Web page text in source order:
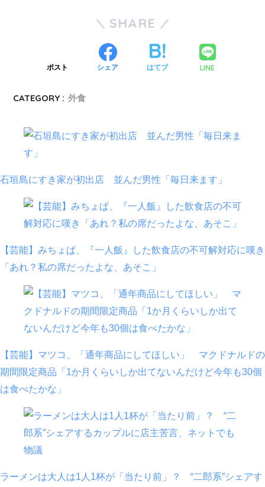
SHARE
ポスト シェア はてブ LINE
CATEGORY : 外食
石垣島にすき家が初出店 並んだ男性「毎日来ます」
【芸能】みちょぱ、『一人飯』した飲食店の不可解対応に嘆き
「あれ？私の席だったよな、あそこ」
【芸能】マツコ、「通年商品にしてほしい」 マクドナルドの
期間限定商品「1か月くらいしか出てないんだけど今年も30個
は食べたかな」
ラーメンは大人は1人1杯が「当たり前」？ “二郎系”シェアす